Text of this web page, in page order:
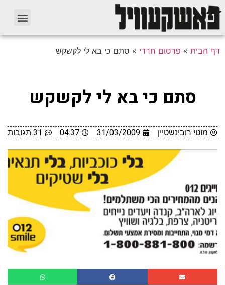
דף הבית » פרסום חרדי » סתם כי בא לי לקשקש
סתם כי בא לי לקשקש
מוטי רובינשטיין 31/03/2009
04:37 31 תגובות